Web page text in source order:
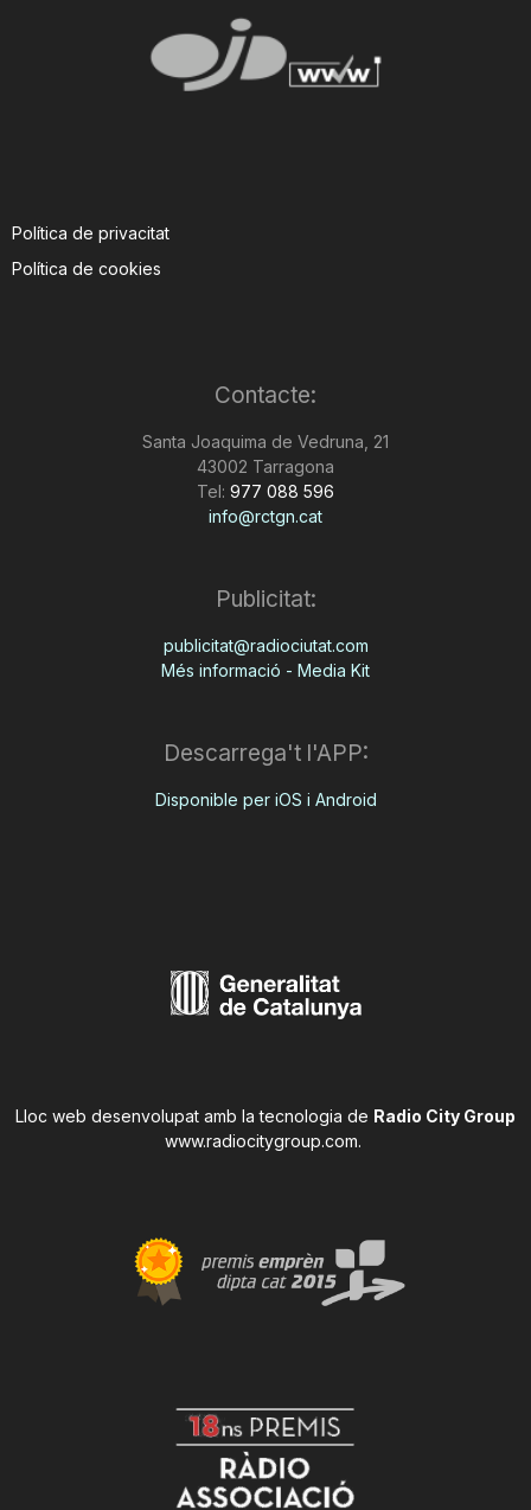
Política de privacitat
Política de cookies
Contacte:
Santa Joaquima de Vedruna, 21
43002 Tarragona
Tel: 977 088 596
info@rctgn.cat
Publicitat:
publicitat@radiociutat.com
Més informació - Media Kit
Descarrega't l'APP:
Disponible per iOS i Android
Lloc web desenvolupat amb la tecnologia de Radio City Group
www.radiocitygroup.com.